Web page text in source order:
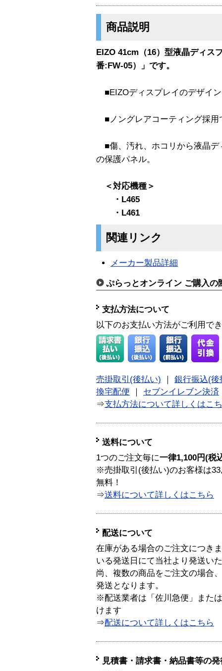
商品説明
EIZO 41cm（16）型液晶ディス
番:FW-05）」です。
■EIZOディスプレイのデザイ
■ノングレアコーティング採用
■傷、汚れ、ホコリから液晶デ
の保護パネル。
＜対応機種＞
・L465
・L461
関連リンク
メーカー製品詳細
ぷらっとオンライン ご購入の
支払方法について
以下のお支払い方法がご利用で
売掛取引(後払い)
銀行振込(後
換宅配便
セブンイレブン決済
⇒支払方法について詳しくはこ
送料について
1つのご注文毎に一律1,100円(税
※売掛取引(後払い)のお客様は
無料！
⇒送料について詳しくはこちら
配送について
在庫がある場合のご注文につき
いる発送日にて当社より発送い
尚、複数の商品をご注文の場合
発送となります。
※配送業者は「佐川急便」また
けます
⇒配送について詳しくはこちら
見積書・請求書・納品書等の